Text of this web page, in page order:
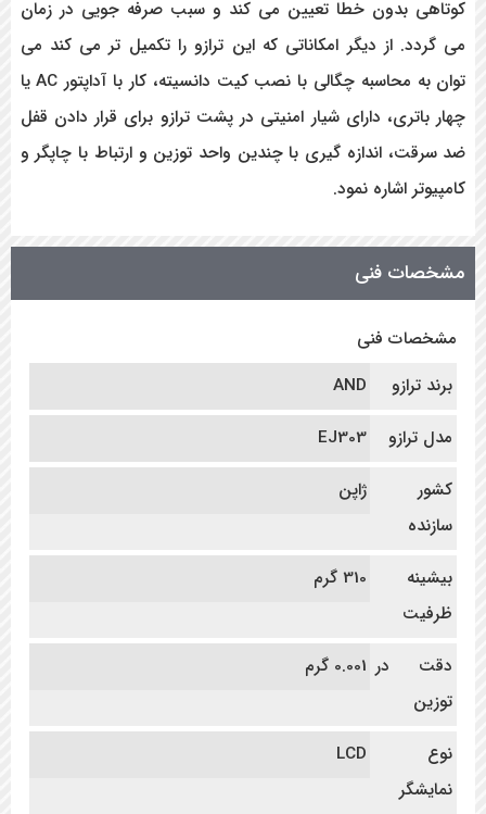
کوتاهی بدون خطا تعیین می کند و سبب صرفه جویی در زمان
می گردد. از دیگر امکاناتی که این ترازو را تکمیل تر می کند می
توان به محاسبه چگالی با نصب کیت دانسیته، کار با آداپتور AC یا
چهار باتری، دارای شیار امنیتی در پشت ترازو برای قرار دادن قفل
ضد سرقت، اندازه گیری با چندین واحد توزین و ارتباط با چاپگر و
کامپیوتر اشاره نمود.
مشخصات فنی
مشخصات فنی
برند ترازو
AND
مدل ترازو
EJ303
کشور
سازنده
ژاپن
بیشینه
ظرفیت
310 گرم
دقت در
توزین
0.001 گرم
نوع
نمایشگر
LCD